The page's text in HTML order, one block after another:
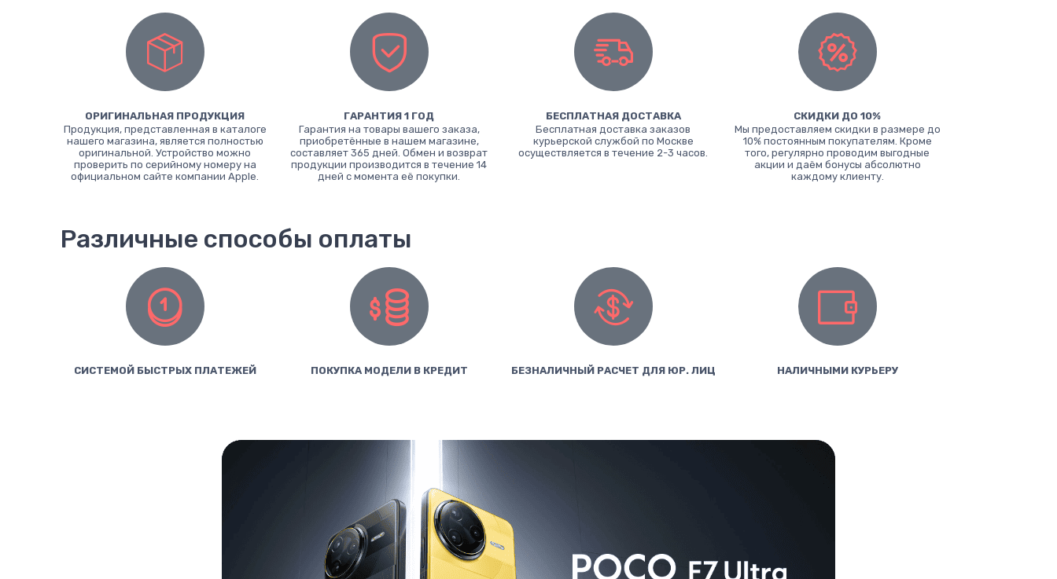
ОРИГИНАЛЬНАЯ ПРОДУКЦИЯ
Продукция, представленная в каталоге
нашего магазина, является полностью
оригинальной. Устройство можно
проверить по серийному номеру на
официальном сайте компании Apple.
ГАРАНТИЯ 1 ГОД
Гарантия на товары вашего заказа,
приобретённые в нашем магазине,
составляет 365 дней. Обмен и возврат
продукции производится в течение 14
дней с момента её покупки.
БЕСПЛАТНАЯ ДОСТАВКА
Бесплатная доставка заказов
курьерской службой по Москве
осуществляется в течение 2-3 часов.
СКИДКИ ДО 10%
Мы предоставляем скидки в размере до
10% постоянным покупателям. Кроме
того, регулярно проводим выгодные
акции и даём бонусы абсолютно
каждому клиенту.
Различные способы оплаты
СИСТЕМОЙ БЫСТРЫХ ПЛАТЕЖЕЙ ПОКУПКА МОДЕЛИ В КРЕДИТ БЕЗНАЛИЧНЫЙ РАСЧЕТ ДЛЯ ЮР. ЛИЦ НАЛИЧНЫМИ КУРЬЕРУ